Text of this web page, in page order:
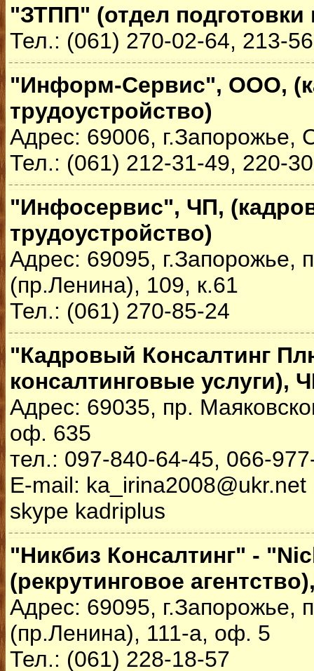
"ЗТПП" (отдел подготовки
Тел.: (061) 270-02-64, 213-
"Информ-Сервис", ООО,
трудоустройство)
Адрес: 69006, г.Запорожье,
Тел.: (061) 212-31-49, 220-
"Инфосервис", ЧП,
трудоустройство)
Адрес: 69095, г.Запорожье,
(пр.Ленина), 109, к.61
Тел.: (061) 270-85-24
"Кадровый Консалтинг
консалтинговые услуги),
Адрес: 69035, пр.
оф. 635
тел.: 097-840-64-45, 066-
Е-mail: ka_irina2008@ukr.net
skype kadriplus
"Никбиз Консалтинг" -
(рекрутинговое
Адрес: 69095, г.Запорожье,
(пр.Ленина), 111-а, оф. 5
Тел.: (061) 228-18-57